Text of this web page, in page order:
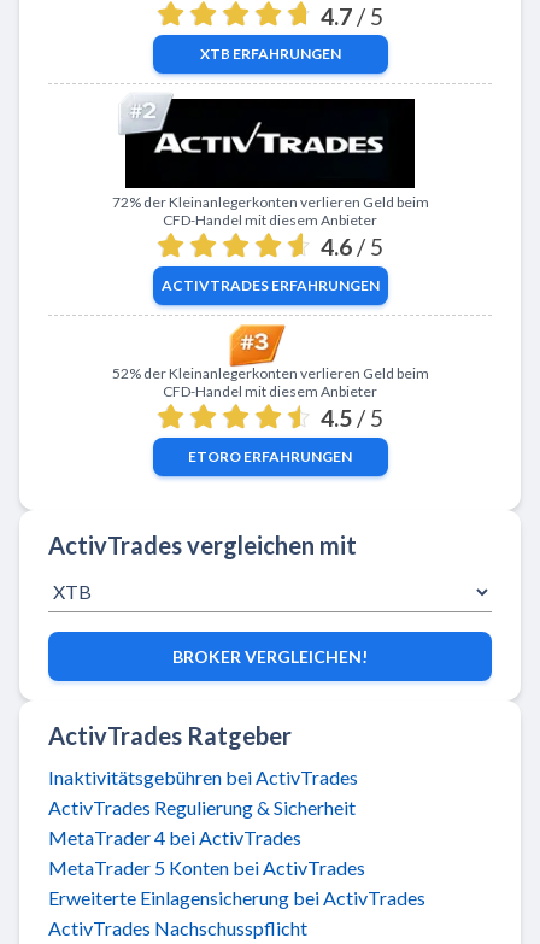
4.7 / 5
XTB ERFAHRUNGEN
Zu ActivTrades
72% der Kleinanlegerkonten verlieren Geld beim
CFD-Handel mit diesem Anbieter
4.6 / 5
ACTIVTRADESERFAHRUNGEN
Zu eToro
52% der Kleinanlegerkonten verlieren Geld beim
CFD-Handel mit diesem Anbieter
4.5 / 5
ETORO ERFAHRUNGEN
ActivTrades vergleichen mit
BROKER VERGLEICHEN!
ActivTrades Ratgeber
Inaktivitätsgebühren bei ActivTrades
ActivTrades Regulierung & Sicherheit
MetaTrader 4 bei ActivTrades
MetaTrader 5 Konten bei ActivTrades
Erweiterte Einlagensicherung bei ActivTrades
ActivTrades Nachschusspflicht